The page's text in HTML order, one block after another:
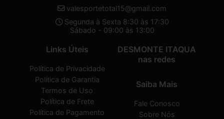
valesportetotal15@gmail.com
Segunda à Sexta 8:30 às 17:30
Sábado - 09:00 às 13:00
Links Úteis
Política de Privacidade
Política de Garantia
Termos de Uso
Política de Frete
Política de Pagamento
DESMONTE ITAQUA
nas redes
Saiba Mais
Fale Conosco
Sobre Nós